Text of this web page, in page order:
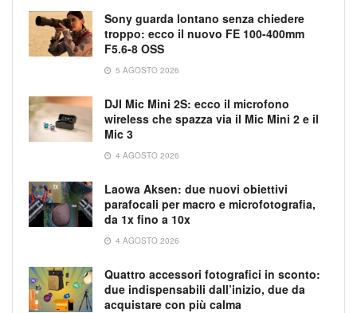
Sony guarda lontano senza chiedere
troppo: ecco il nuovo FE 100-400mm
F5.6-8 OSS
5 AGOSTO 2026
DJI Mic Mini 2S: ecco il microfono
wireless che spazza via il Mic Mini 2 e il
Mic 3
4 AGOSTO 2026
Laowa Aksen: due nuovi obiettivi
parafocali per macro e microfotografia,
da 1x fino a 10x
4 AGOSTO 2026
Quattro accessori fotografici in sconto:
due indispensabili dall’inizio, due da
acquistare con più calma